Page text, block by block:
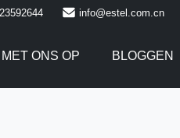
info@estel.com.cn
ONS OP BLOGGEN